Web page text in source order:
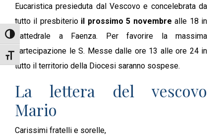
Attiva/disattiva alto contrasto
Attiva/disattiva dimensione testo
Eucaristica presieduta dal Vescovo e concelebrata da
tutto il presbiterio il prossimo 5 novembre alle 18 in
Cattedrale a Faenza. Per favorire la massima
partecipazione le S. Messe dalle ore 13 alle ore 24 in
tutto il territorio della Diocesi saranno sospese.
La lettera del vescovo
Mario
Carissimi fratelli e sorelle,